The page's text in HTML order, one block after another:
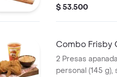
porciones de
$ 53.500
Combo Frisby
2 Presas
personal (145